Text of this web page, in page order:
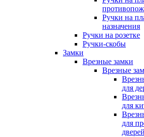
Ручки на
назначения
Ручки на розетке
Ручки-скобы
Замки
Врезные замки
Врезные
для
для
для
дверей